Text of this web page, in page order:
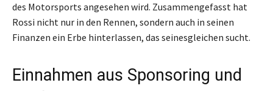
des Motorsports angesehen wird. Zusammengefasst hat
Rossi nicht nur in den Rennen, sondern auch in seinen
Finanzen ein Erbe hinterlassen, das seinesgleichen sucht.
Einnahmen aus Sponsoring und